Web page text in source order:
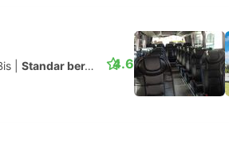
Standar berAC 4.6